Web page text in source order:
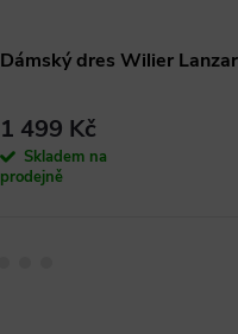
Dámský dres Wilier
1 499 Kč
Skladem na
prodejně